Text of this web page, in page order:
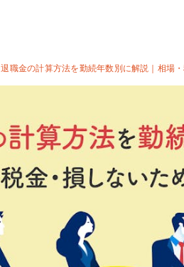
退職金の計算方法を勤続年数別に解説｜相場